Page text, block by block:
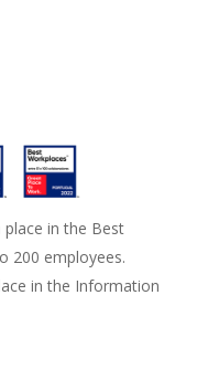
in the Best
200 employees.
in the Information